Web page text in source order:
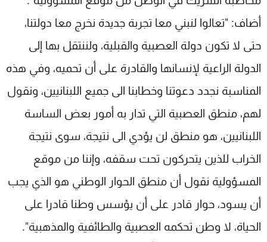
أضاف: "تعالوا لنبني معا تجربة جديدة نخرج معا دولتنا،
حتى لا تكون دولة العصبية والقبلية، ولننتقل بها إلى
الدولة الراعية لإنسانها والقادرة على أن تحميه، وفي هذه
المناسبة نجدد دعوتنا وخطابنا الى جميع اللبنانيين، ونقول
لهم، منطق العصبية التي تدار به أمور بعض الساسة
اللبنانيين، هو منطق لن يؤدي الى نتيجة، سوى نتيجة
الخراب للذين يتحركون تحت سقفه، وإننا من موقع
المسؤولية نقول أن منطق الحوار الوطني هو الذي يجب
أن يسود، حوار قادر على أن يؤسس وطنا قادرا على
الحياة، لا وطن تحكمه العصبية والطائفية والمذهبية".
عن MTV
الإنـتـاج
وظائف
تواصل معنا
شروط الإسـتخدام
سياسة الخصوصية